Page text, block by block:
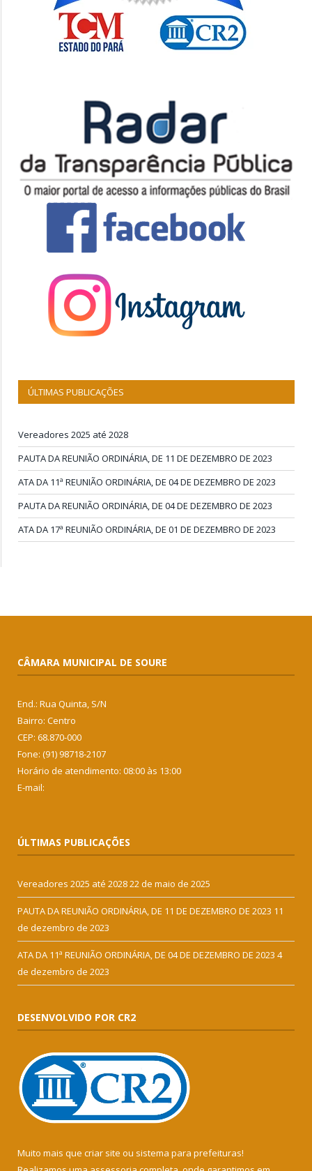
ÚLTIMAS PUBLICAÇÕES
Vereadores 2025 até 2028
PAUTA DA REUNIÃO ORDINÁRIA, DE 11 DE DEZEMBRO DE 2023
ATA DA 11ª REUNIÃO ORDINÁRIA, DE 04 DE DEZEMBRO DE 2023
PAUTA DA REUNIÃO ORDINÁRIA, DE 04 DE DEZEMBRO DE 2023
ATA DA 17ª REUNIÃO ORDINÁRIA, DE 01 DE DEZEMBRO DE 2023
CÂMARA MUNICIPAL DE SOURE
End.: Rua Quinta, S/N
Bairro: Centro
CEP: 68.870-000
Fone: (91) 98718-2107
Horário de atendimento: 08:00 às 13:00
E-mail:
ÚLTIMAS PUBLICAÇÕES
Vereadores 2025 até 202822 de maio de 2025
PAUTA DA REUNIÃO ORDINÁRIA, DE 11 DE DEZEMBRO DE 2023 11
de dezembro de 2023
ATA DA 11ª REUNIÃO ORDINÁRIA, DE 04 DE DEZEMBRO DE 2023 4
de dezembro de 2023
DESENVOLVIDO POR CR2
Muito mais que criar site ou sistema para prefeituras!